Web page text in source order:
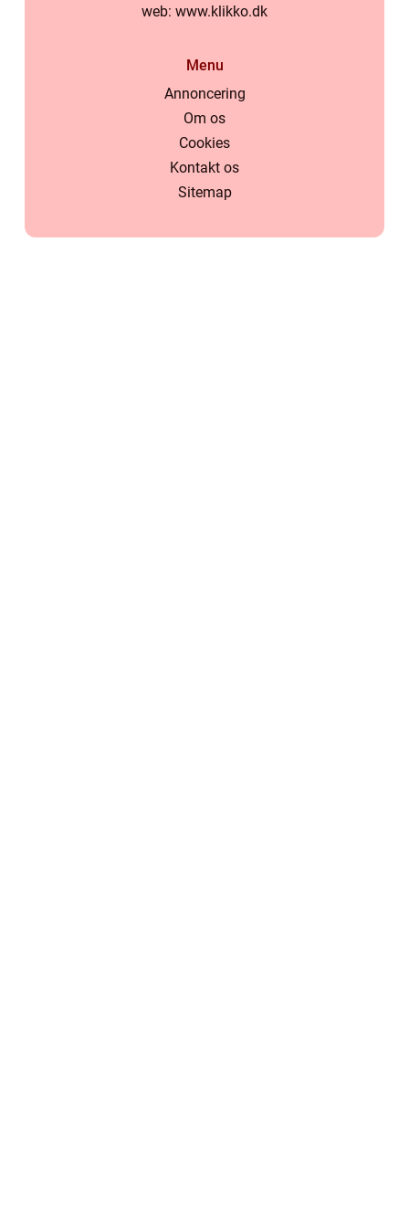
web: www.klikko.dk
Menu
Annoncering
Om os
Cookies
Kontakt os
Sitemap